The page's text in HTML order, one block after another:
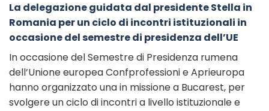
La delegazione guidata dal presidente Stella in
Romania per un ciclo di incontri istituzionali in
occasione del semestre di presidenza dell’UE
In occasione del Semestre di Presidenza rumena
dell’Unione europea Confprofessioni e Aprieuropa
hanno organizzato una in missione a Bucarest, per
svolgere un ciclo di incontri a livello istituzionale e